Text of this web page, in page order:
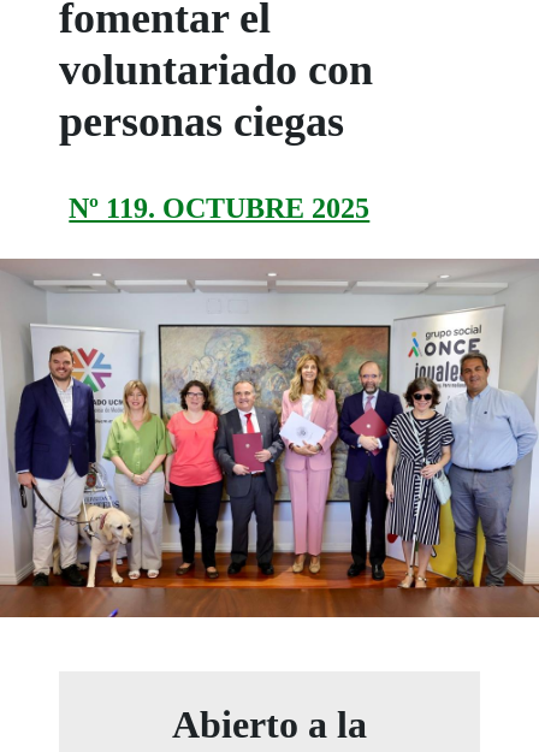
fomentar el
voluntariado con
personas ciegas
Nº 119. OCTUBRE 2025
Abierto a la